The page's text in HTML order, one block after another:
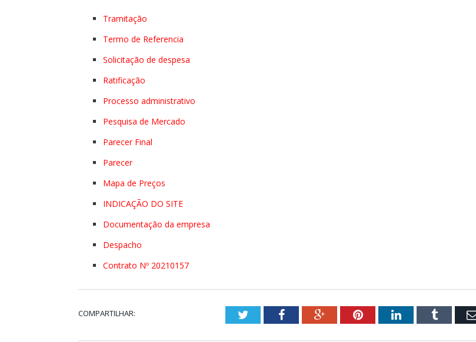
Tramitação
Termo de Referencia
Solicitação de despesa
Ratificação
Processo administrativo
Pesquisa de Mercado
Parecer Final
Parecer
Mapa de Preços
INDICAÇÃO DO SITE
Documentação da empresa
Despacho
Contrato Nº 20210157
COMPARTILHAR: TwitterFacebookGoogle+PinterestLinkedInTumblr